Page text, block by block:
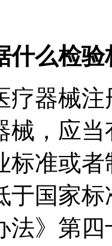
么检验
疗器械
械，应
标准或
于国家
法》第